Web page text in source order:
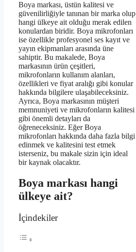
Boya markası, üstün kalitesi ve
güvenilirliğiyle tanınan bir marka olup
hangi ülkeye ait olduğu merak edilen
konulardan biridir. Boya mikrofonları
ise özellikle profesyonel ses kayıt ve
yayın ekipmanları arasında üne
sahiptir. Bu makalede, Boya
markasının ürün çeşitleri,
mikrofonların kullanım alanları,
özellikleri ve fiyat aralığı gibi konular
hakkında bilgilere ulaşabileceksiniz.
Ayrıca, Boya markasının müşteri
memnuniyeti ve mikrofonların kalitesi
gibi önemli detayları da
öğreneceksiniz. Eğer Boya
mikrofonları hakkında daha fazla bilgi
edinmek ve kalitesini test etmek
isterseniz, bu makale sizin için ideal
bir kaynak olacaktır.
Boya markası hangi
ülkeye ait?
İçindekiler